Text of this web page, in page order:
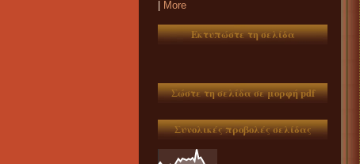
More
Εκτυπώστε τη σελίδα
Σώστε τη σελίδα σε μορφή pdf
Συνολικές προβολές σελίδας